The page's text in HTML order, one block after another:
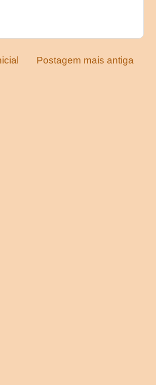
Postagem mais antiga